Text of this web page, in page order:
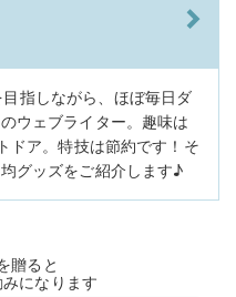
目指しながら、ほぼ毎日ダ
ウェブライター。趣味は
ドア。特技は節約です！そ
グッズをご紹介します♪
贈ると
になります